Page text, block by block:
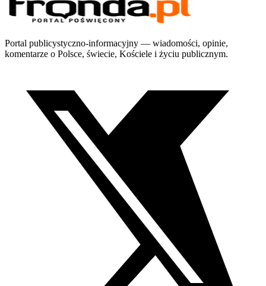
Portal publicystyczno-informacyjny — wiadomości, opinie,
komentarze o Polsce, świecie, Kościele i życiu publicznym.